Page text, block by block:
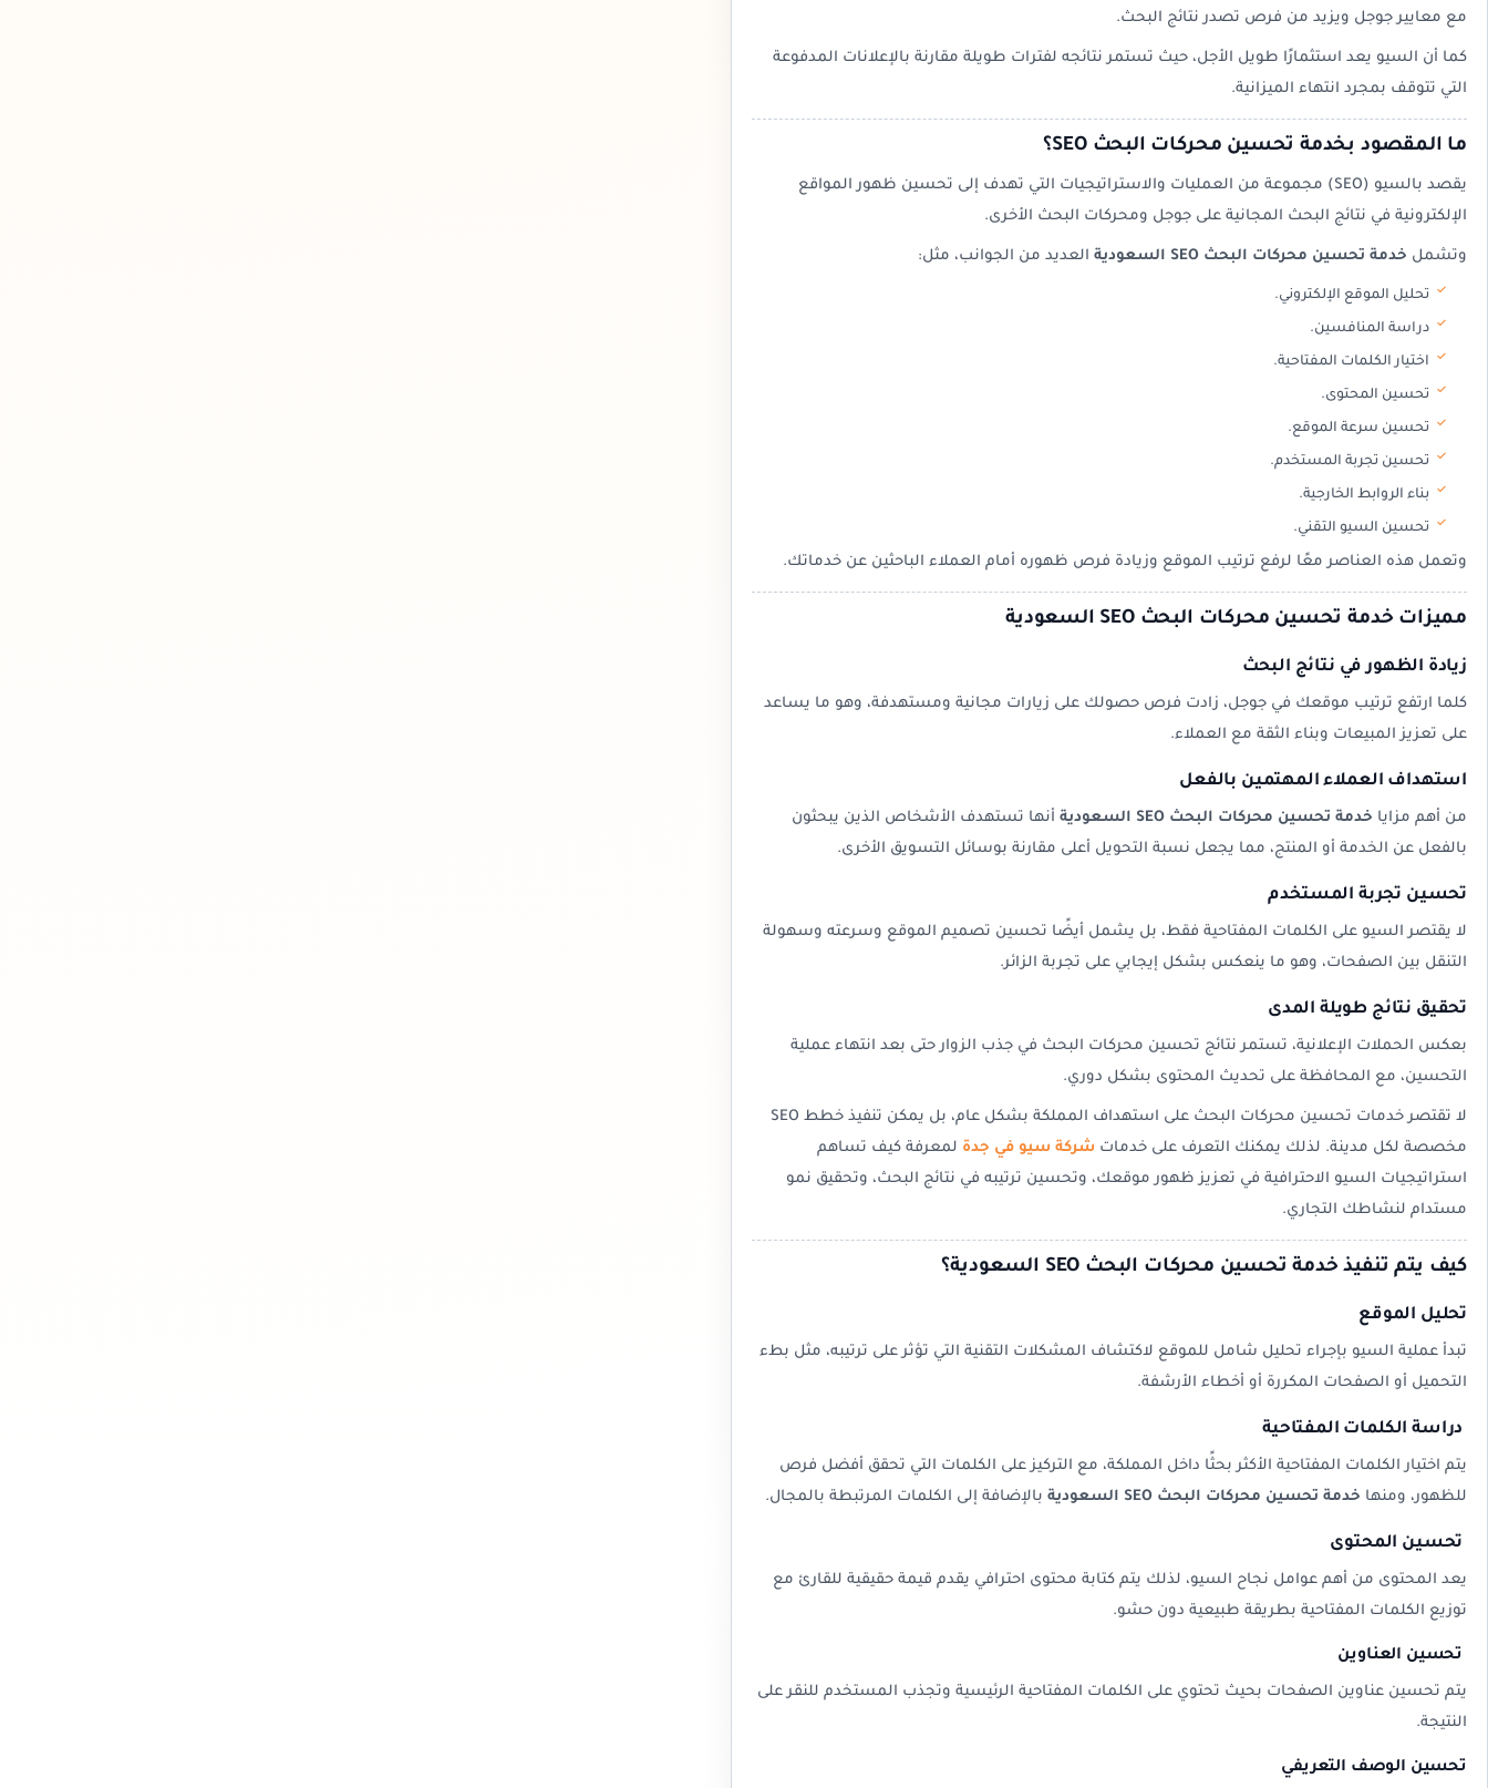
مع معايير جوجل ويزيد من فرص تصدر نتائج البحث.
كما أن السيو يعد استثمارًا طويل الأجل، حيث تستمر نتائجه لفترات طويلة مقارنة بالإعلانات المدفوعة
التي تتوقف بمجرد انتهاء الميزانية.
ما المقصود بخدمة تحسين محركات البحث SEO؟
يقصد بالسيو (SEO) مجموعة من العمليات والاستراتيجيات التي تهدف إلى تحسين ظهور المواقع
الإلكترونية في نتائج البحث المجانية على جوجل ومحركات البحث الأخرى.
وتشمل خدمة تحسين محركات البحث SEO السعودية العديد من الجوانب، مثل:
تحليل الموقع الإلكتروني.
دراسة المنافسين.
اختيار الكلمات المفتاحية.
تحسين المحتوى.
تحسين سرعة الموقع.
تحسين تجربة المستخدم.
بناء الروابط الخارجية.
تحسين السيو التقني.
وتعمل هذه العناصر معًا لرفع ترتيب الموقع وزيادة فرص ظهوره أمام العملاء الباحثين عن خدماتك.
مميزات خدمة تحسين محركات البحث SEO السعودية
زيادة الظهور في نتائج البحث
كلما ارتفع ترتيب موقعك في جوجل، زادت فرص حصولك على زيارات مجانية ومستهدفة، وهو ما يساعد
على تعزيز المبيعات وبناء الثقة مع العملاء.
استهداف العملاء المهتمين بالفعل
من أهم مزايا خدمة تحسين محركات البحث SEO السعودية
أنها تستهدف الأشخاص الذين يبحثون
بالفعل عن الخدمة أو المنتج، مما يجعل نسبة التحويل أعلى مقارنة بوسائل التسويق الأخرى.
تحسين تجربة المستخدم
لا يقتصر السيو على الكلمات المفتاحية فقط، بل يشمل أيضًا تحسين تصميم الموقع وسرعته وسهولة
التنقل بين الصفحات، وهو ما ينعكس بشكل إيجابي على تجربة الزائر.
تحقيق نتائج طويلة المدى
بعكس الحملات الإعلانية، تستمر نتائج تحسين محركات البحث في جذب الزوار حتى بعد انتهاء عملية
التحسين، مع المحافظة على تحديث المحتوى بشكل دوري.
لا تقتصر خدمات تحسين محركات البحث على استهداف المملكة بشكل عام، بل يمكن تنفيذ خطط SEO
مخصصة لكل مدينة. لذلك يمكنك التعرف على خدمات شركة سيو في جدة لمعرفة كيف تساهم
استراتيجيات السيو الاحترافية في تعزيز ظهور موقعك، وتحسين ترتيبه في نتائج البحث، وتحقيق نمو
مستدام لنشاطك التجاري.
كيف يتم تنفيذ خدمة تحسين محركات البحث SEO السعودية؟
تحليل الموقع
تبدأ عملية السيو بإجراء تحليل شامل للموقع لاكتشاف المشكلات التقنية التي تؤثر على ترتيبه، مثل بطء
التحميل أو الصفحات المكررة أو أخطاء الأرشفة.
دراسة الكلمات المفتاحية
يتم اختيار الكلمات المفتاحية الأكثر بحثًا داخل المملكة، مع التركيز على الكلمات التي تحقق أفضل فرص
للظهور، ومنها خدمة تحسين محركات البحث SEO السعودية بالإضافة إلى الكلمات المرتبطة بالمجال.
تحسين المحتوى
يعد المحتوى من أهم عوامل نجاح السيو، لذلك يتم كتابة محتوى احترافي يقدم قيمة حقيقية للقارئ مع
توزيع الكلمات المفتاحية بطريقة طبيعية دون حشو.
تحسين العناوين
يتم تحسين عناوين الصفحات بحيث تحتوي على الكلمات المفتاحية الرئيسية وتجذب المستخدم للنقر على
النتيجة.
تحسين الوصف التعريفي